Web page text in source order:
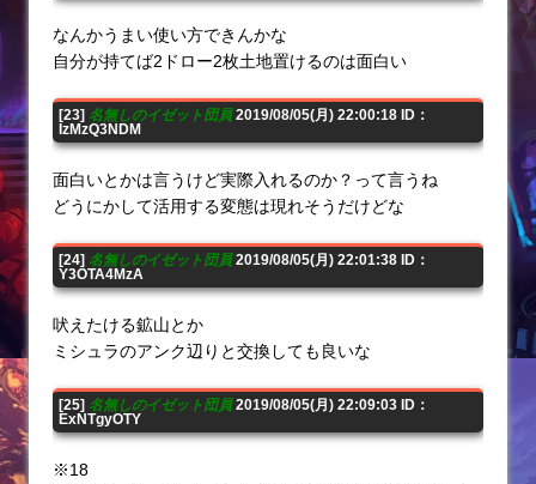
なんかうまい使い方できんかな
自分が持てば2ドロー2枚土地置けるのは面白い
[23] 名無しのイゼット団員2019/08/05(月) 22:00:18 ID：
IzMzQ3NDM
面白いとかは言うけど実際入れるのか？って言うね
どうにかして活用する変態は現れそうだけどな
[24] 名無しのイゼット団員2019/08/05(月) 22:01:38 ID：
Y3OTA4MzA
吠えたける鉱山とか
ミシュラのアンク辺りと交換しても良いな
[25] 名無しのイゼット団員2019/08/05(月) 22:09:03 ID：
ExNTgyOTY
※18